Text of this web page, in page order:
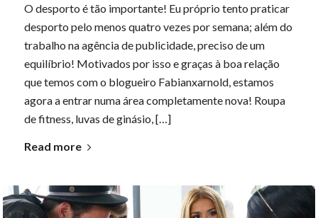
O desporto é tão importante! Eu próprio tento praticar
desporto pelo menos quatro vezes por semana; além do
trabalho na agência de publicidade, preciso de um
equilíbrio! Motivados por isso e graças à boa relação
que temos com o blogueiro Fabianxarnold, estamos
agora a entrar numa área completamente nova! Roupa
de fitness, luvas de ginásio, […]
Read more